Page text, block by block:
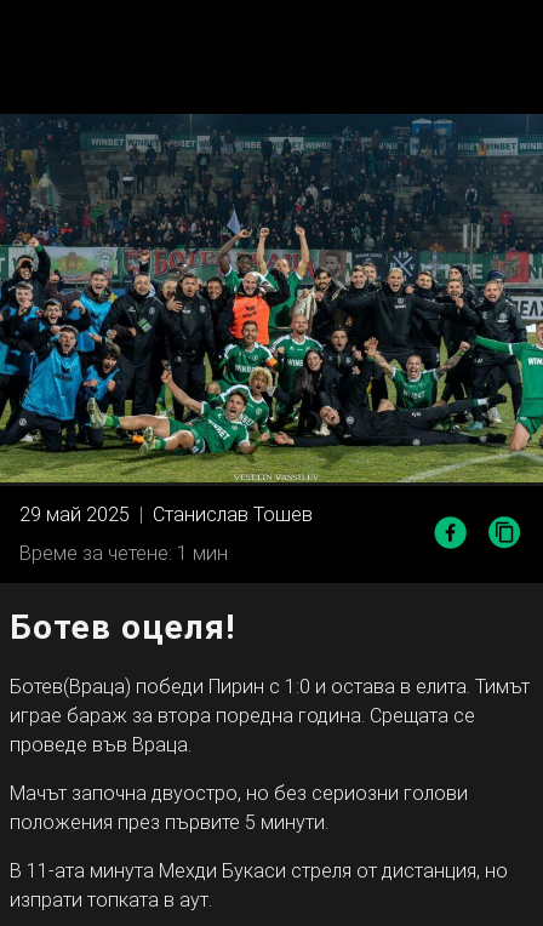
29 май 2025 | Станислав Тошев
Време за четене: 1 мин
Ботев оцеля!
Ботев(Враца) победи Пирин с 1:0 и остава в елита. Тимът
играе бараж за втора поредна година. Срещата се
проведе във Враца.
Мачът започна двуостро, но без сериозни голови
положения през първите 5 минути.
В 11-ата минута Мехди Букаси стреля от дистанция, но
изпрати топката в аут.